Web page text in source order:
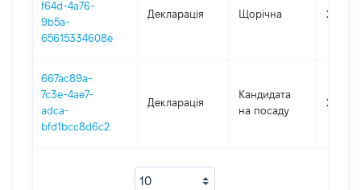
f64d-4a76-
9b5a-
65615334608e
Декларація Щорічна 2020
667ac89a-
7c3e-4ae7-
adca-
bfd1bcc8d6c2
Декларація
Кандидата
на посаду
2020